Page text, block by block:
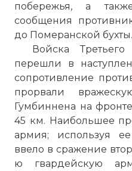
побережья, а
сообщения
до Померанской бухты.
Войска
перешли в
сопротивление
прорвали
Гумбиннена на
45 км. Наибольшее
армия; используя
ввело в сражение
ю гвардейскую